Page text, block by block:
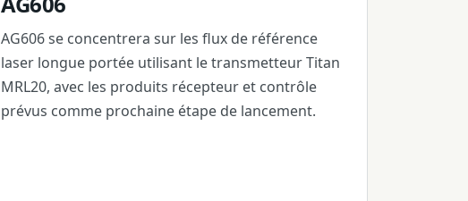
AG606 se concentrera sur les flux de référence
laser longue portée utilisant le transmetteur Titan
MRL20, avec les produits récepteur et contrôle
prévus comme prochaine étape de lancement.